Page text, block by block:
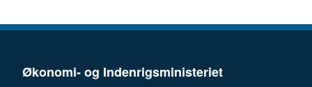
Økonomi- og Indenrigsministeriet